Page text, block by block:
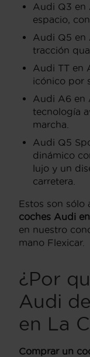
Audi Q3 en
espacio,
Audi Q5 en
tracción
Audi TT en
icónico por
Audi A6 en
tecnología
marcha.
Audi Q5
dinámico
lujo y un
carretera.
Estos son sólo
coches Audi
en nuestro
mano Flexicar.
¿Por
Audi
en La
Comprar un